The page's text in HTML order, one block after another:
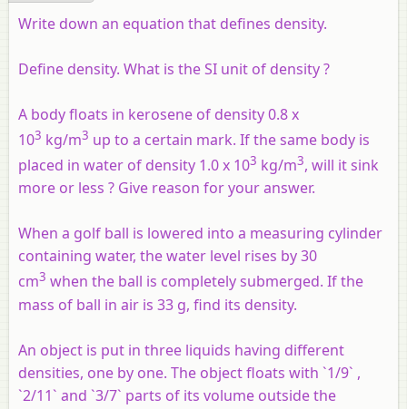
Write down an equation that defines density.
Define density. What is the SI unit of density ?
A body floats in kerosene of density 0.8 x
103 kg/m3 up to a certain mark. If the same body is
placed in water of density 1.0 x 103 kg/m3, will it sink
more or less ? Give reason for your answer.
When a golf ball is lowered into a measuring cylinder
containing water, the water level rises by 30
cm3 when the ball is completely submerged. If the
mass of ball in air is 33 g, find its density.
An object is put in three liquids having different
densities, one by one. The object floats with `1/9` ,
`2/11` and `3/7` parts of its volume outside the